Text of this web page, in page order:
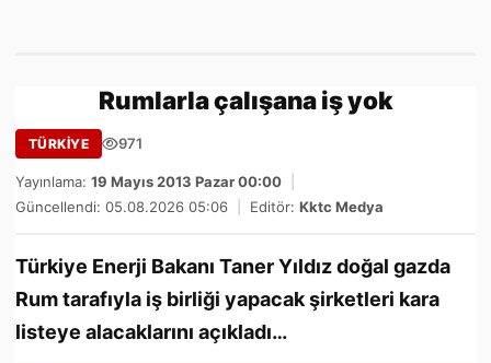
Rumlarla çalışana iş yok
TÜRKİYE 971
Yayınlama: 19 Mayıs 2013 Pazar 00:00
Güncellendi: 05.08.2026 05:06
Editör: Kktc Medya
Türkiye Enerji Bakanı Taner Yıldız doğal gazda
Rum tarafıyla iş birliği yapacak şirketleri kara
listeye alacaklarını açıkladı…